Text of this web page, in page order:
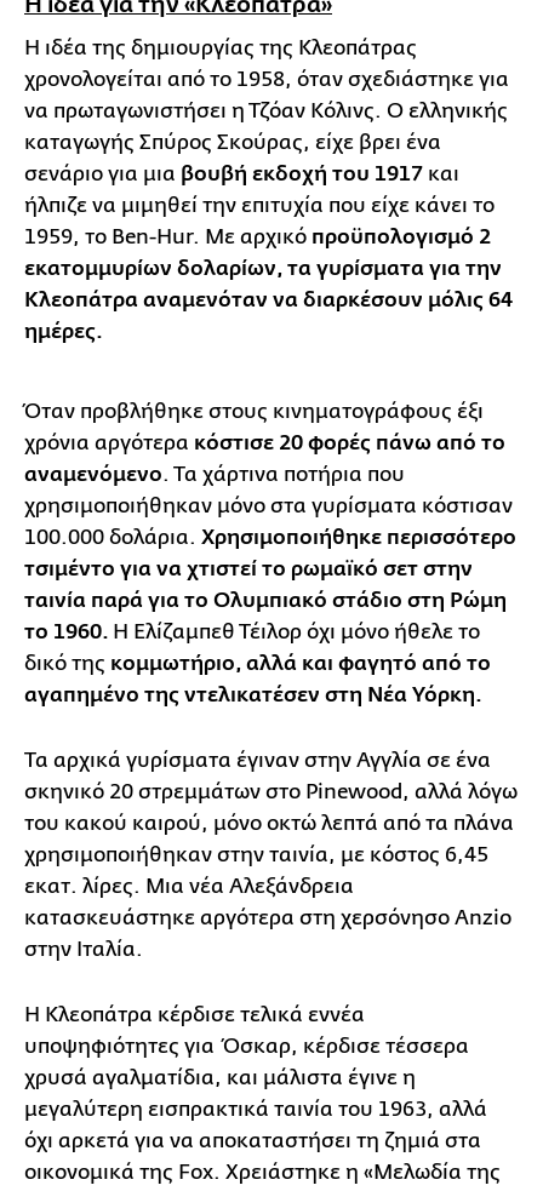
Η ιδέα για την «Κλεοπάτρα»
Η ιδέα της δημιουργίας της Κλεοπάτρας
χρονολογείται από το 1958, όταν σχεδιάστηκε για
να πρωταγωνιστήσει η Τζόαν Κόλινς. Ο ελληνικής
καταγωγής Σπύρος Σκούρας, είχε βρει ένα
σενάριο για μια βουβή εκδοχή του 1917 και
ήλπιζε να μιμηθεί την επιτυχία που είχε κάνει το
1959, το Ben-Hur. Με αρχικό προϋπολογισμό 2
εκατομμυρίων δολαρίων, τα γυρίσματα για την
Κλεοπάτρα αναμενόταν να διαρκέσουν μόλις 64
ημέρες.
Όταν προβλήθηκε στους κινηματογράφους έξι
χρόνια αργότερα κόστισε 20 φορές πάνω από το
αναμενόμενο. Τα χάρτινα ποτήρια που
χρησιμοποιήθηκαν μόνο στα γυρίσματα κόστισαν
100.000 δολάρια. Χρησιμοποιήθηκε περισσότερο
τσιμέντο για να χτιστεί το ρωμαϊκό σετ στην
ταινία παρά για το Ολυμπιακό στάδιο στη Ρώμη
το 1960. Η Ελίζαμπεθ Τέιλορ όχι μόνο ήθελε το
δικό της κομμωτήριο, αλλά και φαγητό από το
αγαπημένο της ντελικατέσεν στη Νέα Υόρκη.
Τα αρχικά γυρίσματα έγιναν στην Αγγλία σε ένα
σκηνικό 20 στρεμμάτων στο Pinewood, αλλά λόγω
του κακού καιρού, μόνο οκτώ λεπτά από τα πλάνα
χρησιμοποιήθηκαν στην ταινία, με κόστος 6,45
εκατ. λίρες. Μια νέα Αλεξάνδρεια
κατασκευάστηκε αργότερα στη χερσόνησο Anzio
στην Ιταλία.
Η Κλεοπάτρα κέρδισε τελικά εννέα
υποψηφιότητες για Όσκαρ, κέρδισε τέσσερα
χρυσά αγαλματίδια, και μάλιστα έγινε η
μεγαλύτερη εισπρακτικά ταινία του 1963, αλλά
όχι αρκετά για να αποκαταστήσει τη ζημιά στα
οικονομικά της Fox. Χρειάστηκε η «Μελωδία της